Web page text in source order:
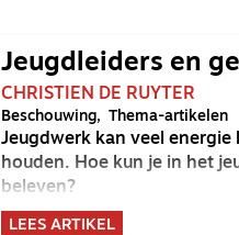
Jeugdleiders en
CHRISTIEN DE RUYTER
Beschouwing Thema-artikelen
Jeugdwerk kan veel
houden. Hoe kun je in het
beleven?
LEES ARTIKEL